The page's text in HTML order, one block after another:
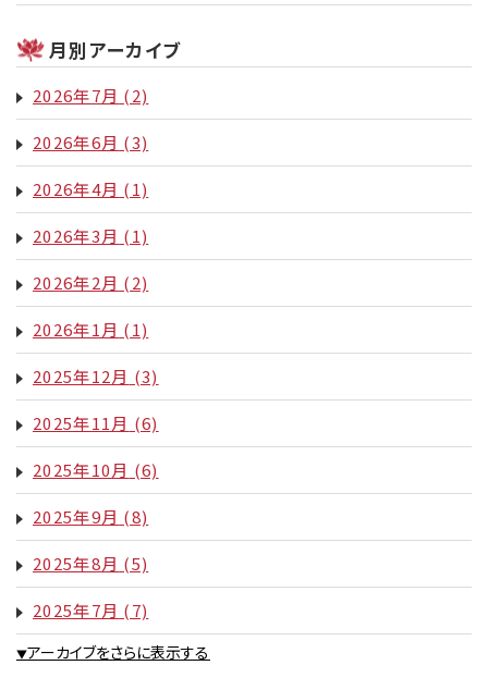
月別アーカイブ
2026年7月 (2)
2026年6月 (3)
2026年4月 (1)
2026年3月 (1)
2026年2月 (2)
2026年1月 (1)
2025年12月 (3)
2025年11月 (6)
2025年10月 (6)
2025年9月 (8)
2025年8月 (5)
2025年7月 (7)
▼アーカイブをさらに表示する